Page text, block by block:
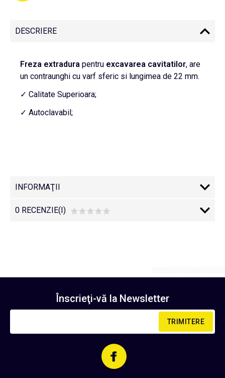
DESCRIERE
Freza extradura pentru excavarea cavitatilor, are
un contraunghi cu varf sferic si lungimea de 22 mm.
✓ Calitate Superioara;
✓ Autoclavabil;
INFORMAŢII
0 RECENZIE(I)
Înscrieţi-vă la Newsletter
TRIMITERE